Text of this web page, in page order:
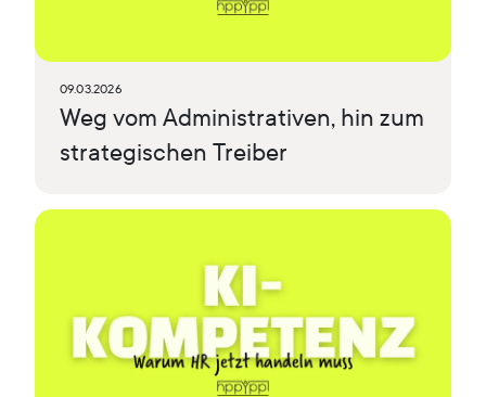
09.03.2026
Weg vom Administrativen, hin zum
strategischen Treiber